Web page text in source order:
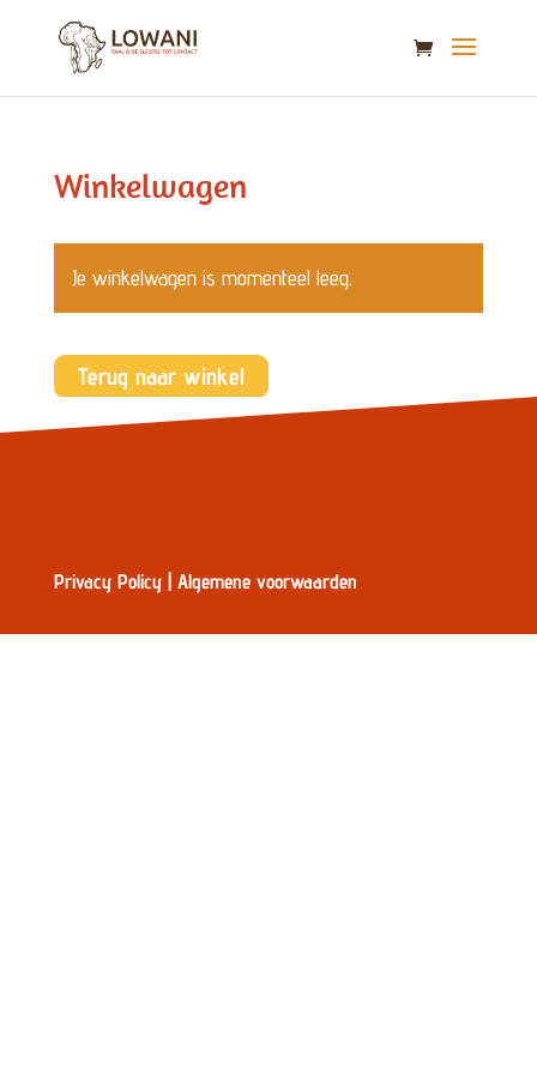
Winkelwagen
Je winkelwagen is momenteel leeg.
Terug naar winkel
Privacy Policy| Algemene voorwaarden